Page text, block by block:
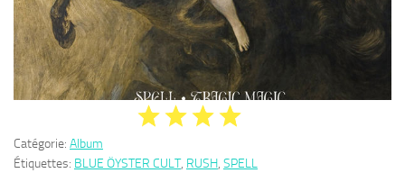
Catégorie: Album
Étiquettes: BLUE ÖYSTER CULT, RUSH, SPELL